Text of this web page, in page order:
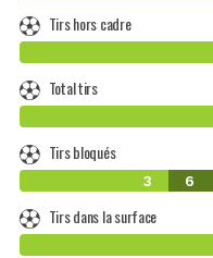
Tirs hors cadre
Total tirs
Tirs bloqués
3 6
Tirs dans la surface